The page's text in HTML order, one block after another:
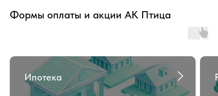
Формы оплаты и акции АК Птица
Ипотека